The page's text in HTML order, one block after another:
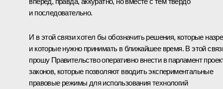
и последовательно.
И в этой связи хотел бы обозначить решения, которые
и которые нужно принимать в ближайшее время. В этой
прошу Правительство оперативно внести в парламент
законов, которые позволяют вводить экспериментальные
правовые режимы для использования технологий